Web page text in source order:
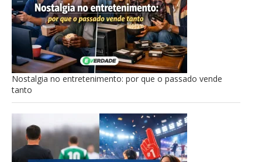
Nostalgia no entretenimento: por que o passado vende
tanto